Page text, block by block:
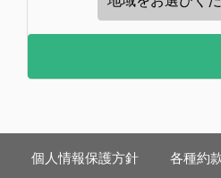
個人情報保護方針 各種約